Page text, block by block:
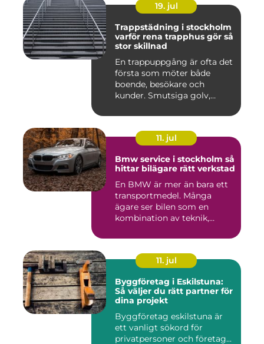
19. jul
Trappstädning i stockholm
varför rena trapphus gör så
stor skillnad
En trappuppgång är ofta det
första som möter både
boende, besökare och
kunder. Smutsiga golv,
11. jul
Bmw service i stockholm så
hittar bilägare rätt verkstad
En BMW är mer än bara ett
transportmedel. Många
ägare ser bilen som en
kombination av teknik,
11. jul
Byggföretag i Eskilstuna:
Så väljer du rätt partner för
dina projekt
Byggföretag eskilstuna är
ett vanligt sökord för
privatpersoner och företag...